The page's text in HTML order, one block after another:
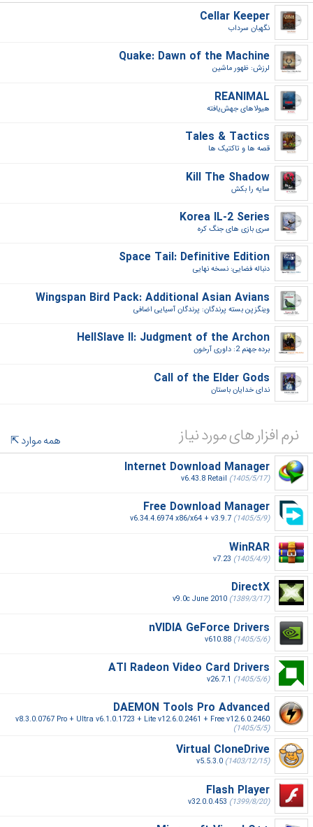
Cellar Keeper
نگهبان سرداب‎
Quake: Dawn of the Machine
لرزش: ظهور ماشین‎
REANIMAL
هیولاهای جهش‌یافته‎
Tales & Tactics
قصه ها و تاکتیک ها‎
Kill The Shadow
سایه را بکش‎
Korea IL-2 Series
سری بازی های جنگ کره‎
Space Tail: Definitive Edition
دنباله فضایی: نسخه نهایی‎
Wingspan Bird Pack: Additional Asian Avians
وینگزپن بسته پرندگان: پرندگان آسیایی اضافی‎
HellSlave II: Judgment of the Archon
برده جهنم 2: داوری آرخون‎
Call of the Elder Gods
ندای خدایان باستان‎
نرم افزار های مورد نیاز
همه موارد
Internet Download Manager
v6.43.8 Retail (1405/5/17)
Free Download Manager
v6.34.4.6974 x86/x64 + v3.9.7 (1405/5/9)
WinRAR
v7.23 (1405/4/9)
DirectX
v9.0c June 2010 (1389/3/17)
nVIDIA GeForce Drivers
v610.88 (1405/5/6)
ATI Radeon Video Card Drivers
v26.7.1 (1405/5/6)
DAEMON Tools Pro Advanced
v8.3.0.0767 Pro + Ultra v6.1.0.1723 + Lite v12.6.0.2461 + Free v12.6.0.2460
(1405/5/5)
Virtual CloneDrive
v5.5.3.0 (1403/12/15)
Flash Player
v32.0.0.453 (1399/8/20)